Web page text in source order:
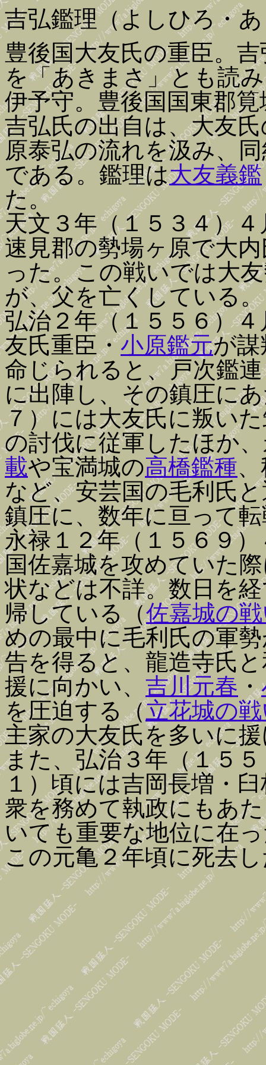
吉弘鑑理（よしひろ・
豊後国大友氏の重臣。
を「あきまさ」とも読
伊予守。豊後国国東郡筧
吉弘氏の出自は、大友
原泰弘の流れを汲み、
である。鑑理は大友義鑑
た。
天文３年（１５３４）
速見郡の勢場ヶ原で大
った。この戦いでは大
が、父を亡くしている。
弘治２年（１５５６）
友氏重臣・小原鑑元が謀
命じられると、戸次鑑
に出陣し、その鎮圧に
７）には大友氏に叛い
の討伐に従軍したほか
載や宝満城の高橋鑑種
など、安芸国の毛利氏
鎮圧に、数年に亘って
永禄１２年（１５６９）
国佐嘉城を攻めていた
状などは不詳。数日を
帰している（佐嘉城の
めの最中に毛利氏の軍
告を得ると、龍造寺氏
援に向かい、 吉川元春 ・
を圧迫する（立花城の
主家の大友氏を多いに
また、弘治３年（１５
１）頃には吉岡長増・
衆を務めて執政にもあ
いても重要な地位に在
この元亀２年頃に死去